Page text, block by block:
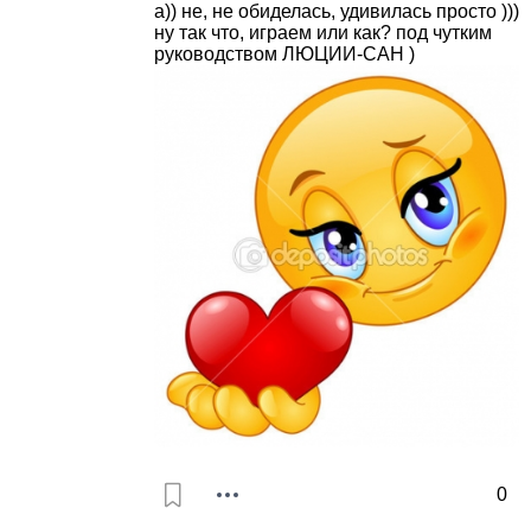
0
а)) не, не обиделась, удивилась просто )))
ну так что, играем или как? под чутким
руководством ЛЮЦИИ-САН )